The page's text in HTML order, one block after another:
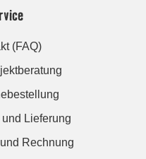
(FAQ)
Lieferung
Rechnung